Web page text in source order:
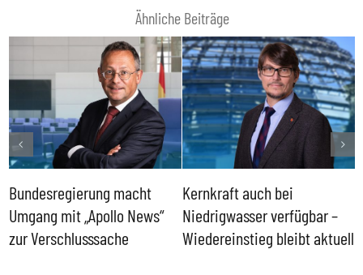
Ähnliche Beiträge
Bundesregierung macht
Umgang mit „Apollo News“
zur Verschlusssache
Kernkraft auch bei
Niedrigwasser verfügbar –
Wiedereinstieg bleibt aktuell